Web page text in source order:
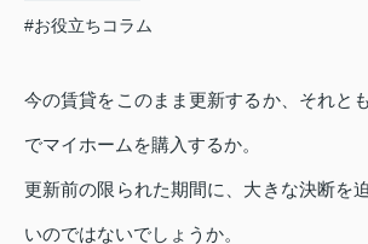
#お役立ちコラム
今の賃貸をこのまま更新するか、それと
でマイホームを購入するか。
更新前の限られた期間に、大きな決断を
いのではないでしょうか。